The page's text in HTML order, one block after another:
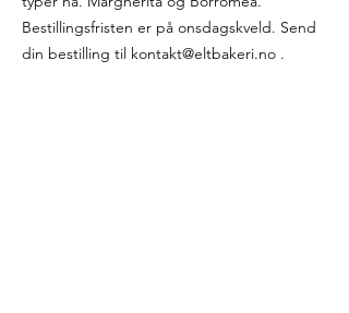
Bestillingsfristen er på onsdagskveld. Send
din bestilling til kontakt@eltbakeri.no .